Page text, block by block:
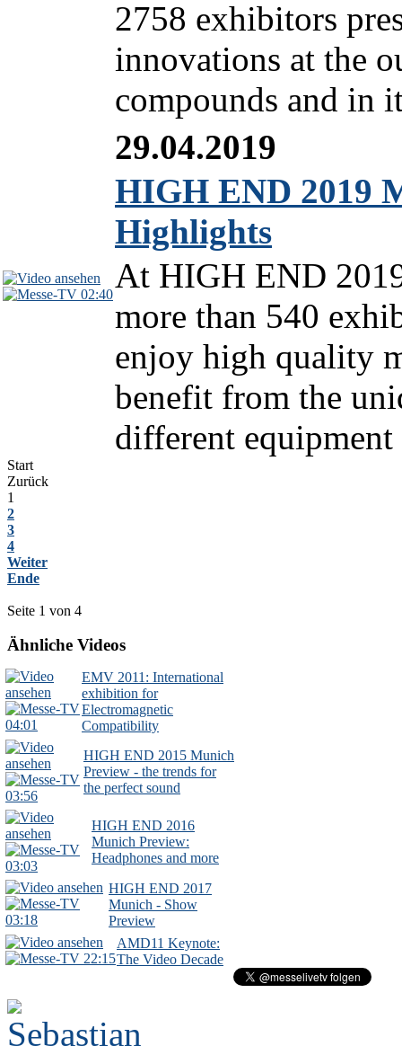
2758 exhibitors
innovations at the
compounds and in
02:40
29.04.2019
HIGH END 2019
Highlights
At HIGH END
more than 540
enjoy high quality
benefit from the
different equipment
Start
Zurück
1
2
3
4
Weiter
Ende
Seite 1 von 4
Ähnliche Videos
04:01
EMV 2011: International
exhibition for
Electromagnetic
Compatibility
03:56
HIGH END 2015 Munich
Preview - the trends for
the perfect sound
03:03
HIGH END 2016
Munich Preview:
Headphones and more
03:18
HIGH END 2017
Munich - Show
Preview
22:15
AMD11 Keynote:
The Video Decade